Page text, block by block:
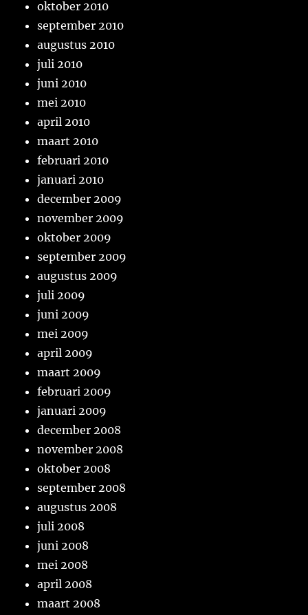
oktober 2010
september 2010
augustus 2010
juli 2010
juni 2010
mei 2010
april 2010
maart 2010
februari 2010
januari 2010
december 2009
november 2009
oktober 2009
september 2009
augustus 2009
juli 2009
juni 2009
mei 2009
april 2009
maart 2009
februari 2009
januari 2009
december 2008
november 2008
oktober 2008
september 2008
augustus 2008
juli 2008
juni 2008
mei 2008
april 2008
maart 2008